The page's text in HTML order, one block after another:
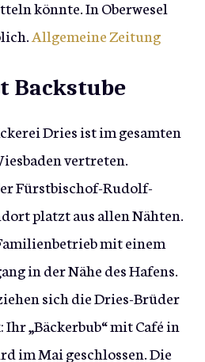
könnte. In Oberwesel
Allgemeine Zeitung
Backstube
Dries ist im gesamten
vertreten.
Fürstbischof-Rudolf-
platzt aus allen Nähten.
mit einem
in der Nähe des Hafens.
sich die Dries-Brüder
„Bäckerbub“ mit Café in
im Mai geschlossen. Die